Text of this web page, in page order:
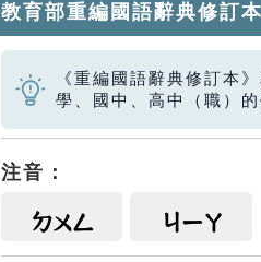
教育部重編國語辭典修訂本
《重編國語辭典修訂本
學、國中、高中（職）
注音：
ㄉㄨㄥ ㄐㄧㄚ